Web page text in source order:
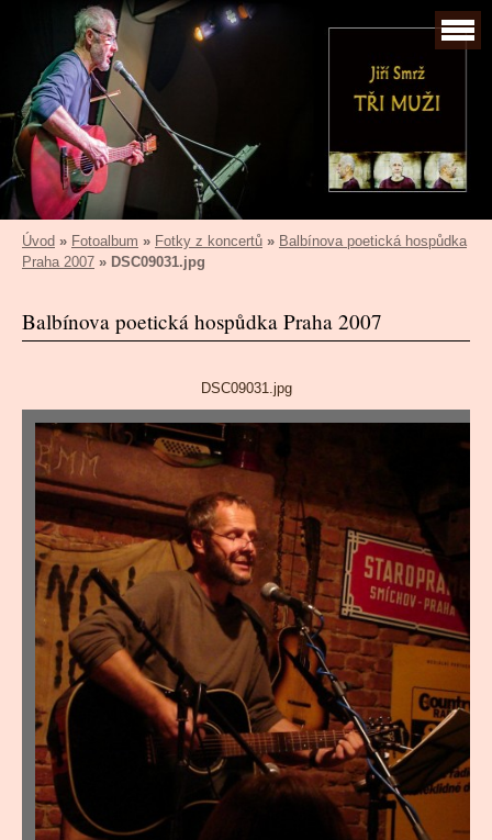
Úvod » Fotoalbum » Fotky z koncertů » Balbínova poetická hospůdka
Praha 2007 » DSC09031.jpg
Balbínova poetická hospůdka Praha 2007
DSC09031.jpg